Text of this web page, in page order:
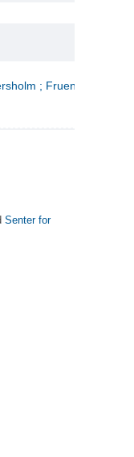
; Fruen fra havet
Senter for